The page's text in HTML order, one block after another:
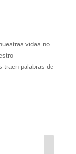
vidas no
traen palabras de